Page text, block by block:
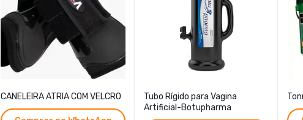
CANELEIRA ATRIA COM VELCRO
Tubo Rígido para Vagina
Artificial-Botupharma